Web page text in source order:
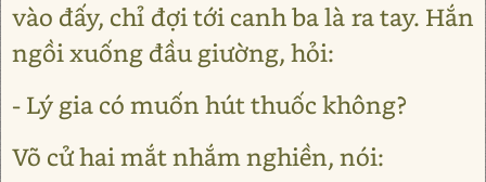
vào đấy, chỉ đợi tới canh ba là ra tay. Hắn
ngồi xuống đầu giường, hỏi:
- Lý gia có muốn hút thuốc không?
Võ cử hai mắt nhắm nghiền, nói: